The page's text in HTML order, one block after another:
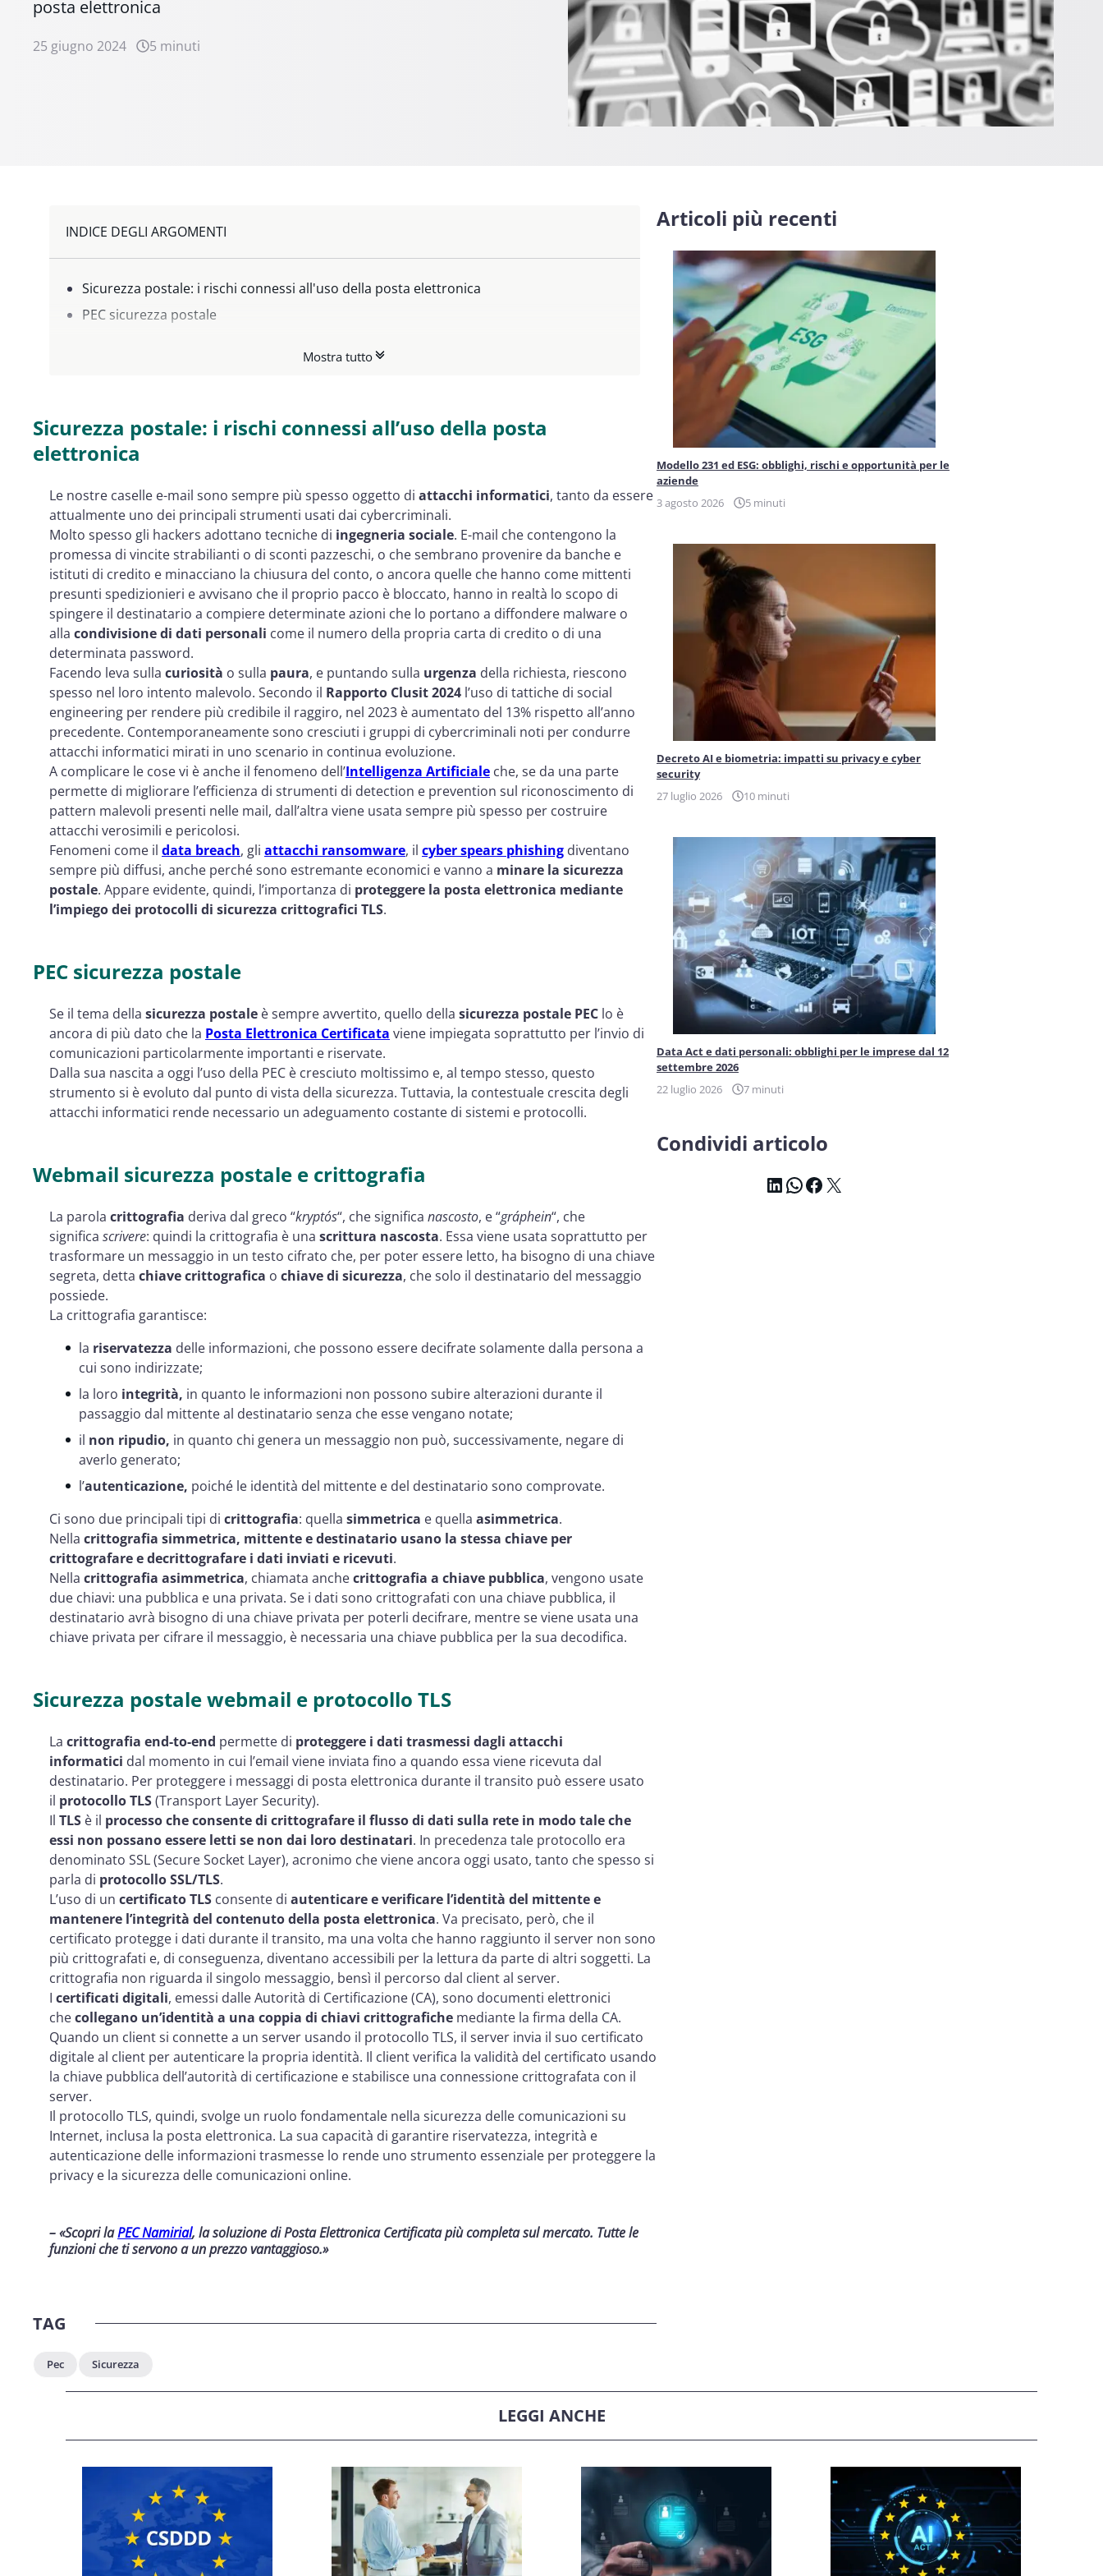
posta elettronica
25 giugno 2024 5 minuti
INDICE DEGLI ARGOMENTI
Sicurezza postale: i rischi connessi all'uso della posta elettronica
PEC sicurezza postale
Sicurezza postale webmail e protocollo TLS
Mostra tutto
Sicurezza postale: i rischi connessi all’uso della posta
elettronica
Le nostre caselle e-mail sono sempre più spesso oggetto di attacchi informatici, tanto da essere
attualmente uno dei principali strumenti usati dai cybercriminali.
Molto spesso gli hackers adottano tecniche di ingegneria sociale. E-mail che contengono la
promessa di vincite strabilianti o di sconti pazzeschi, o che sembrano provenire da banche e
istituti di credito e minacciano la chiusura del conto, o ancora quelle che hanno come mittenti
presunti spedizionieri e avvisano che il proprio pacco è bloccato, hanno in realtà lo scopo di
spingere il destinatario a compiere determinate azioni che lo portano a diffondere malware o
alla condivisione di dati personali come il numero della propria carta di credito o di una
determinata password.
Facendo leva sulla curiosità o sulla paura, e puntando sulla urgenza della richiesta, riescono
spesso nel loro intento malevolo. Secondo il Rapporto Clusit 2024 l’uso di tattiche di social
engineering per rendere più credibile il raggiro, nel 2023 è aumentato del 13% rispetto all’anno
precedente. Contemporaneamente sono cresciuti i gruppi di cybercriminali noti per condurre
attacchi informatici mirati in uno scenario in continua evoluzione.
A complicare le cose vi è anche il fenomeno dell’Intelligenza Artificiale che, se da una parte
permette di migliorare l’efficienza di strumenti di detection e prevention sul riconoscimento di
pattern malevoli presenti nelle mail, dall’altra viene usata sempre più spesso per costruire
attacchi verosimili e pericolosi.
Fenomeni come il data breach, gli attacchi ransomware, il cyber spears phishing diventano
sempre più diffusi, anche perché sono estremante economici e vanno a minare la sicurezza
postale. Appare evidente, quindi, l’importanza di proteggere la posta elettronica mediante
l’impiego dei protocolli di sicurezza crittografici TLS.
PEC sicurezza postale
Se il tema della sicurezza postale è sempre avvertito, quello della sicurezza postale PEC lo è
ancora di più dato che la Posta Elettronica Certificata viene impiegata soprattutto per l’invio di
comunicazioni particolarmente importanti e riservate.
Dalla sua nascita a oggi l’uso della PEC è cresciuto moltissimo e, al tempo stesso, questo
strumento si è evoluto dal punto di vista della sicurezza. Tuttavia, la contestuale crescita degli
attacchi informatici rende necessario un adeguamento costante di sistemi e protocolli.
Webmail sicurezza postale e crittografia
La parola crittografia deriva dal greco “kryptós“, che significa nascosto, e “gráphein“, che
significa scrivere: quindi la crittografia è una scrittura nascosta. Essa viene usata soprattutto per
trasformare un messaggio in un testo cifrato che, per poter essere letto, ha bisogno di una chiave
segreta, detta chiave crittografica o chiave di sicurezza, che solo il destinatario del messaggio
possiede.
La crittografia garantisce:
la riservatezza delle informazioni, che possono essere decifrate solamente dalla persona a
cui sono indirizzate;
la loro integrità, in quanto le informazioni non possono subire alterazioni durante il
passaggio dal mittente al destinatario senza che esse vengano notate;
il non ripudio, in quanto chi genera un messaggio non può, successivamente, negare di
averlo generato;
l’autenticazione, poiché le identità del mittente e del destinatario sono comprovate.
Ci sono due principali tipi di crittografia: quella simmetrica e quella asimmetrica.
Nella crittografia simmetrica, mittente e destinatario usano la stessa chiave per
crittografare e decrittografare i dati inviati e ricevuti.
Nella crittografia asimmetrica, chiamata anchecrittografia a chiave pubblica, vengono usate
due chiavi: una pubblica e una privata. Se i dati sono crittografati con una chiave pubblica, il
destinatario avrà bisogno di una chiave privata per poterli decifrare, mentre se viene usata una
chiave privata per cifrare il messaggio, è necessaria una chiave pubblica per la sua decodifica.
Sicurezza postale webmail e protocollo TLS
La crittografia end-to-end permette di proteggere i dati trasmessi dagli attacchi
informatici dal momento in cui l’email viene inviata fino a quando essa viene ricevuta dal
destinatario. Per proteggere i messaggi di posta elettronica durante il transito può essere usato
il protocollo TLS(Transport Layer Security).
Il TLS è il processo che consente di crittografare il flusso di dati sulla rete in modo tale che
essi non possano essere letti se non dai loro destinatari. In precedenza tale protocollo era
denominato SSL (Secure Socket Layer), acronimo che viene ancora oggi usato, tanto che spesso si
parla di protocollo SSL/TLS.
L’uso di un certificato TLS consente di autenticare e verificare l’identità del mittente e
mantenere l’integrità del contenuto della posta elettronica. Va precisato, però, che il
certificato protegge i dati durante il transito, ma una volta che hanno raggiunto il server non sono
più crittografati e, di conseguenza, diventano accessibili per la lettura da parte di altri soggetti. La
crittografia non riguarda il singolo messaggio, bensì il percorso dal client al server.
I certificati digitali, emessi dalle Autorità di Certificazione (CA), sono documenti elettronici
checollegano un’identità a una coppia di chiavi crittografiche mediante la firma della CA.
Quando un client si connette a un server usando il protocollo TLS, il server invia il suo certificato
digitale al client per autenticare la propria identità. Il client verifica la validità del certificato usando
la chiave pubblica dell’autorità di certificazione e stabilisce una connessione crittografata con il
server.
Il protocollo TLS, quindi, svolge un ruolo fondamentale nella sicurezza delle comunicazioni su
Internet, inclusa la posta elettronica. La sua capacità di garantire riservatezza, integrità e
autenticazione delle informazioni trasmesse lo rende uno strumento essenziale per proteggere la
privacy e la sicurezza delle comunicazioni online.
– «Scopri laPEC Namirial, la soluzione di Posta Elettronica Certificata più completa sul mercato. Tutte le
funzioni che ti servono a un prezzo vantaggioso.»
TAG
Pec Sicurezza
Articoli più recenti
Modello 231 ed ESG: obblighi, rischi e opportunità per le
aziende
3 agosto 2026
5 minuti
Decreto AI e biometria: impatti su privacy e cyber
security
27 luglio 2026
10 minuti
Data Act e dati personali: obblighi per le imprese dal 12
settembre 2026
22 luglio 2026
7 minuti
Condividi articolo
LinkedIn WhatsApp Facebook X
LEGGI ANCHE